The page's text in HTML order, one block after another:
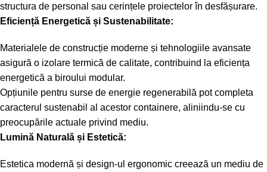
structura de personal sau cerințele proiectelor în desfășurare.
Eficiență Energetică și Sustenabilitate:
Materialele de construcție moderne și tehnologiile avansate
asigură o izolare termică de calitate, contribuind la eficiența
energetică a biroului modular.
Opțiunile pentru surse de energie regenerabilă pot completa
caracterul sustenabil al acestor containere, aliniindu-se cu
preocupările actuale privind mediu.
Lumină Naturală și Estetică:
Estetica modernă și design-ul ergonomic creează un mediu de